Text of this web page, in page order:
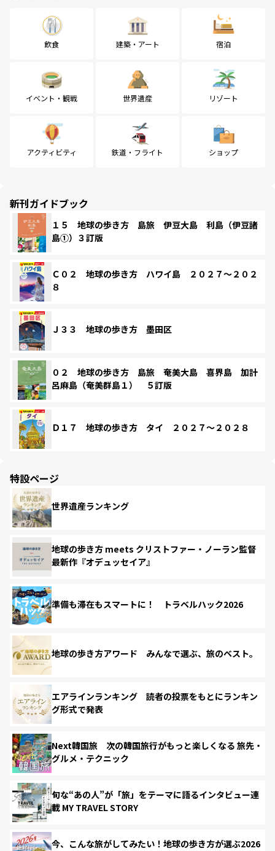
飲食 建築・アート 宿泊
イベント・観戦 世界遺産 リゾート
アクティビティ 鉄道・フライト ショップ
新刊ガイドブック
１５ 地球の歩き方 島旅 伊豆大島 利島（伊豆諸
島①）３訂版
Ｃ０２ 地球の歩き方 ハワイ島 ２０２７～２０２
８
Ｊ３３ 地球の歩き方 墨田区
０２ 地球の歩き方 島旅 奄美大島 喜界島 加計
呂麻島（奄美群島１） ５訂版
Ｄ１７ 地球の歩き方 タイ ２０２７～２０２８
特設ページ
世界遺産ランキング
地球の歩き方 meets クリストファー・ノーラン監督
最新作『オデュッセイア』
準備も滞在もスマートに！ トラベルハック2026
地球の歩き方アワード みんなで選ぶ、旅のベスト。
エアラインランキング 読者の投票をもとにランキン
グ形式で発表
Next韓国旅 次の韓国旅行がもっと楽しくなる 旅先・
グルメ・テクニック
旬な“あの人”が「旅」をテーマに語るインタビュー連
載 MY TRAVEL STORY
今、こんな旅がしてみたい！地球の歩き方が選ぶ2026